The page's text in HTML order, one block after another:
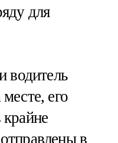
для
водитель
его
в